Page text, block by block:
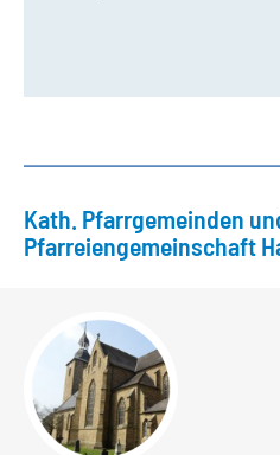
Kath. Pfarrgemeinden
Pfarreiengemeinschaft